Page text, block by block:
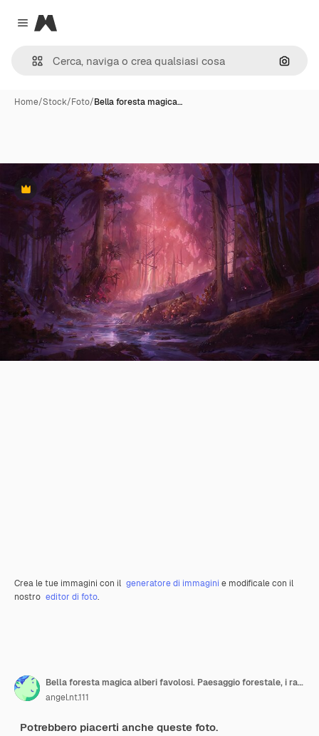
Close menu
Magnific
Cerca
Home/Stock/Foto/Bella foresta magica…
Premium
Crea le tue immagini con il generatore di immagini e modificale con il
nostro editor di foto.
Bella foresta magica alberi favolosi. Paesaggio forestale, i raggi del sole illuminano le foglie e i rami degli alberi. Magica foresta estiva. Illustrazione
angel.nt.111
Potrebbero piacerti anche queste foto.